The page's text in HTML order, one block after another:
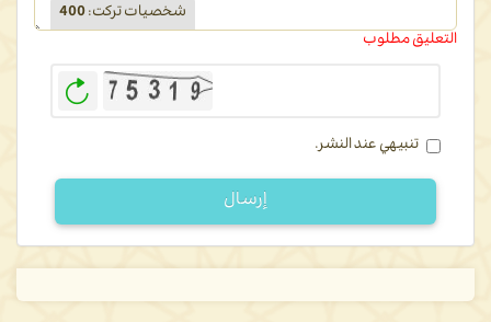
شخصيات تركت:
400
التعليق مطلوب
توليد
تنبيهي عند النشر.
إرسال